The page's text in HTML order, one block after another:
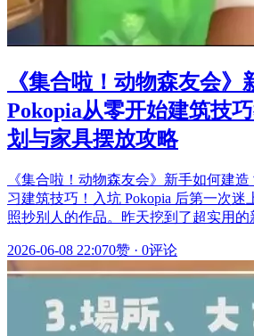
《集合啦！动物森友会》
Pokopia从零开始建筑技
划与家具摆放攻略
《集合啦！动物森友会》新手如何建造
习建筑技巧！入坑 Pokopia 后第一次迷
照抄别人的作品。昨天挖到了超实用
2026-06-08 22:070赞 · 0评论